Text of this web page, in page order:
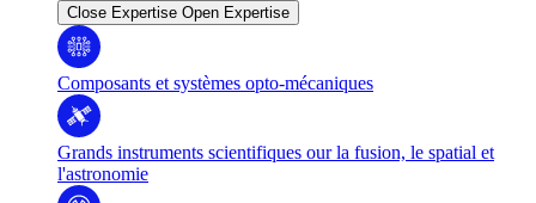
Close Expertise Open Expertise
Composants et systèmes opto-mécaniques
Grands instruments scientifiques our la fusion, le spatial et
l'astronomie